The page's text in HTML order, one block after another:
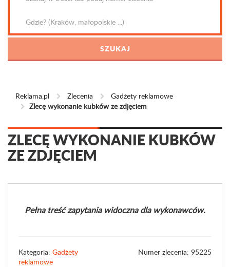
Reklama.pl Zlecenia
Gadżety reklamowe
Zlecę wykonanie kubków ze zdjęciem
ZLECĘ WYKONANIE KUBKÓW
ZE ZDJĘCIEM
Pełna treść zapytania widoczna dla wykonawców.
Kategoria: Gadżety
reklamowe
Numer zlecenia: 95225